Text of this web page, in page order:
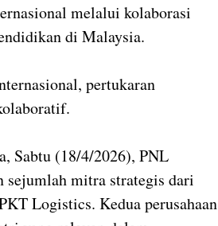
melalui kolaborasi
di Malaysia.
pertukaran
Sabtu (18/4/2026), PNL
sejumlah mitra strategis dari
Logistics. Kedua perusahaan